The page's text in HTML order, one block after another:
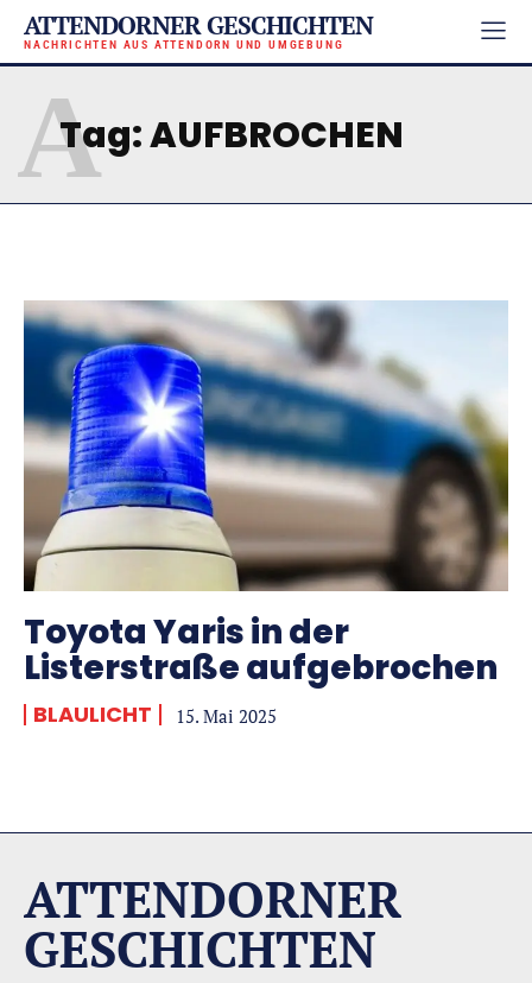
ATTENDORNER GESCHICHTEN
NACHRICHTEN AUS ATTENDORN UND UMGEBUNG
Tag:AUFBROCHEN
A
Toyota Yaris in der
Listerstraße aufgebrochen
BLAULICHT 15. Mai 2025
ATTENDORNER
GESCHICHTEN